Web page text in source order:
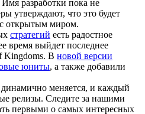
разработки пока не
утверждают, что это будет
с открытым миром.
стратегий есть радостное
время выйдет последнее
Kingdoms. В новой версии
юниты, а также добавили
меняется, и каждый
релизы. Следите за нашими
первыми о самых интересных